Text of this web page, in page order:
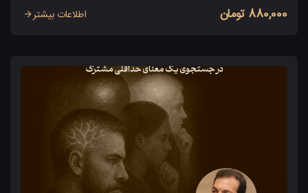
880,000 تومان اطلاعات بیشتر